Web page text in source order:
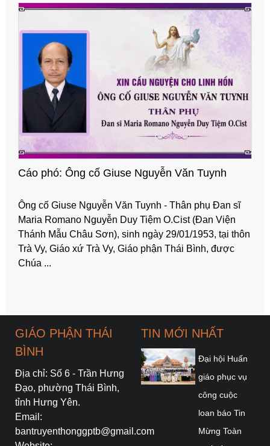
Cáo phó: Ông cố Giuse Nguyễn Văn Tuynh
Ông cố Giuse Nguyễn Văn Tuynh - Thân phụ Đan sĩ
Maria Romano Nguyễn Duy Tiệm O.Cist (Đan Viện
Thánh Mẫu Châu Sơn), sinh ngày 29/01/1953, tại thôn
Trà Vy, Giáo xứ Trà Vy, Giáo phận Thái Bình, được
Chúa ...
GIÁO PHẬN THÁI
BÌNH
Địa chỉ: Số 6 - Trần Hưng
Đạo, phường Thái Bình,
tỉnh Hưng Yên.
Email:
bantruyenthonggptb@gmail.com
TIN MỚI NHẤT
Đại hội Huấn
giáo phục vụ
công cuộc
loan báo Tin
Mừng Toàn